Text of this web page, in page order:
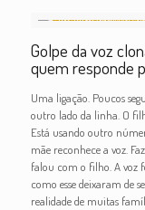
Golpe da voz
quem responde
Uma ligação. Poucos
outro lado da linha. O
Está usando outro
mãe reconhece a voz.
falou com o filho. A voz
como esse deixaram de
realidade de muitas